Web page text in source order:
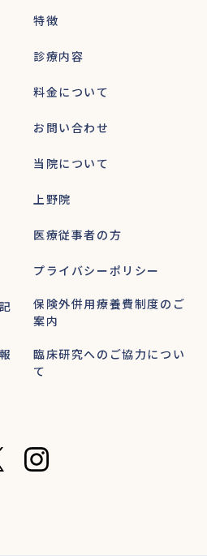
特徴
診療内容
料金について
お問い合わせ
当院について
上野院
医療従事者の方
プライバシーポリシー
保険外併用療養費制度のご
案内
臨床研究へのご協力につい
て